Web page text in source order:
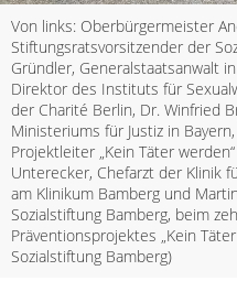
Von links: Oberbürgermeister
Stiftungsratsvorsitzender der
Gründler, Generalstaatsanwalt
Direktor des Instituts für
der Charité Berlin, Dr. Winfried
Ministeriums für Justiz in
Projektleiter „Kein Täter
Unterecker, Chefarzt der Klinik
am Klinikum Bamberg und
Sozialstiftung Bamberg, beim
Präventionsprojektes „Kein
Sozialstiftung Bamberg)